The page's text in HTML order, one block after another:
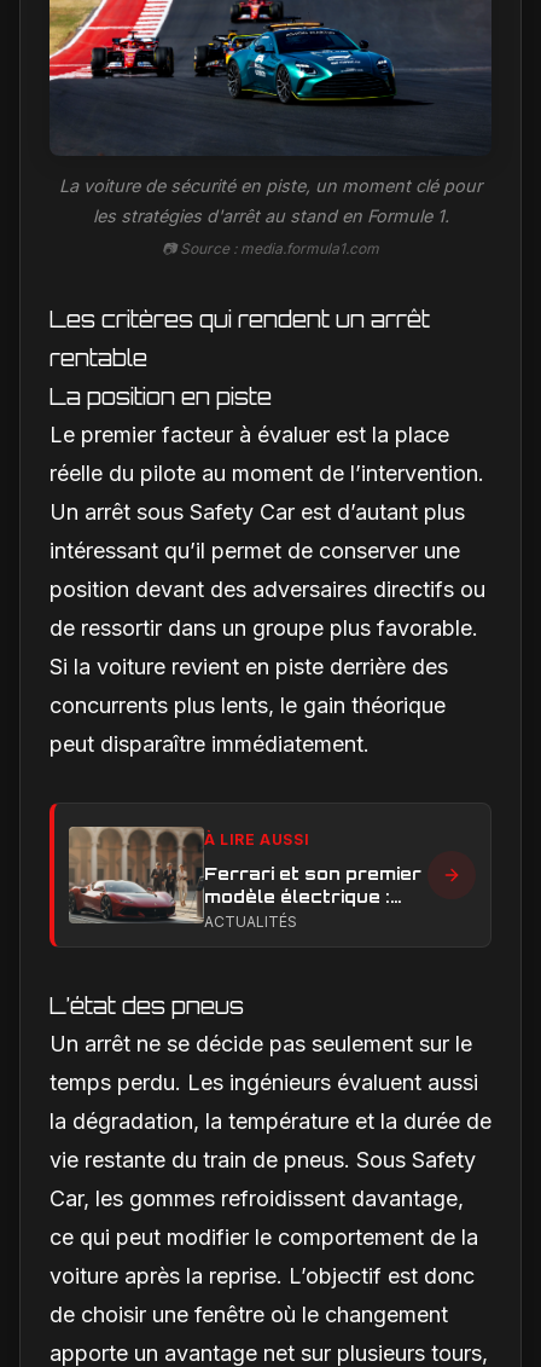
La voiture de sécurité en piste, un moment clé pour
les stratégies d'arrêt au stand en Formule 1.
📷 Source : media.formula1.com
Les critères qui rendent un arrêt
rentable
La position en piste
Le premier facteur à évaluer est la place
réelle du pilote au moment de l’intervention.
Un arrêt sous Safety Car est d’autant plus
intéressant qu’il permet de conserver une
position devant des adversaires directifs ou
de ressortir dans un groupe plus favorable.
Si la voiture revient en piste derrière des
concurrents plus lents, le gain théorique
peut disparaître immédiatement.
À LIRE AUSSI
Ferrari et son premier
modèle électrique :
calendrier de
ACTUALITÉS
L’état des pneus
Un arrêt ne se décide pas seulement sur le
temps perdu. Les ingénieurs évaluent aussi
la dégradation, la température et la durée de
vie restante du train de pneus. Sous Safety
Car, les gommes refroidissent davantage,
ce qui peut modifier le comportement de la
voiture après la reprise. L’objectif est donc
de choisir une fenêtre où le changement
apporte un avantage net sur plusieurs tours,